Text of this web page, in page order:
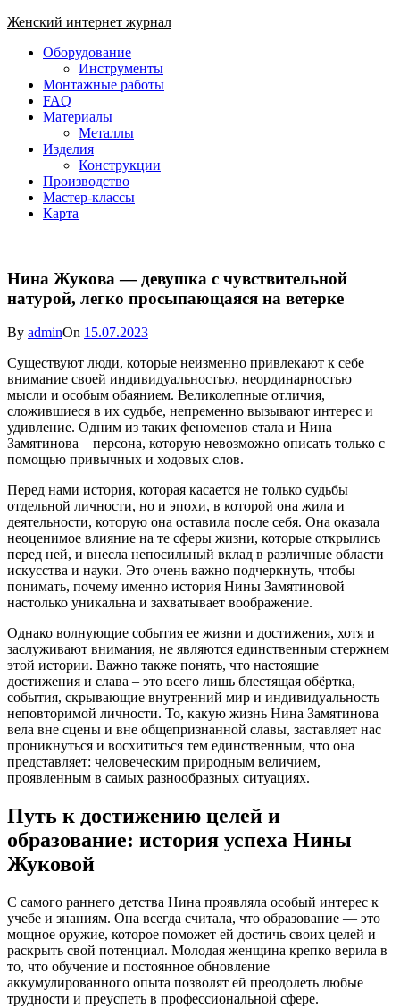
Skip
content
Женский интернет журнал
Close
Оборудование
Инструменты
Монтажные работы
FAQ
Материалы
Металлы
Изделия
Конструкции
Производство
Мастер-классы
Карта
Нина Жукова — девушка с чувствительной
натурой, легко просыпающаяся на ветерке
By adminOn 15.07.2023
Существуют люди, которые неизменно привлекают к себе
внимание своей индивидуальностью, неординарностью
мысли и особым обаянием. Великолепные отличия,
сложившиеся в их судьбе, непременно вызывают интерес и
удивление. Одним из таких феноменов стала и Нина
Замятинова – персона, которую невозможно описать только с
помощью привычных и ходовых слов.
Перед нами история, которая касается не только судьбы
отдельной личности, но и эпохи, в которой она жила и
деятельности, которую она оставила после себя. Она оказала
неоценимое влияние на те сферы жизни, которые открылись
перед ней, и внесла непосильный вклад в различные области
искусства и науки. Это очень важно подчеркнуть, чтобы
понимать, почему именно история Нины Замятиновой
настолько уникальна и захватывает воображение.
Однако волнующие события ее жизни и достижения, хотя и
заслуживают внимания, не являются единственным стержнем
этой истории. Важно также понять, что настоящие
достижения и слава – это всего лишь блестящая обёртка,
события, скрывающие внутренний мир и индивидуальность
неповторимой личности. То, какую жизнь Нина Замятинова
вела вне сцены и вне общепризнанной славы, заставляет нас
проникнуться и восхититься тем единственным, что она
представляет: человеческим природным величием,
проявленным в самых разнообразных ситуациях.
Путь к достижению целей и
образование: история успеха Нины
Жуковой
С самого раннего детства Нина проявляла особый интерес к
учебе и знаниям. Она всегда считала, что образование — это
мощное оружие, которое поможет ей достичь своих целей и
раскрыть свой потенциал. Молодая женщина крепко верила в
то, что обучение и постоянное обновление
аккумулированного опыта позволят ей преодолеть любые
трудности и преуспеть в профессиональной сфере.